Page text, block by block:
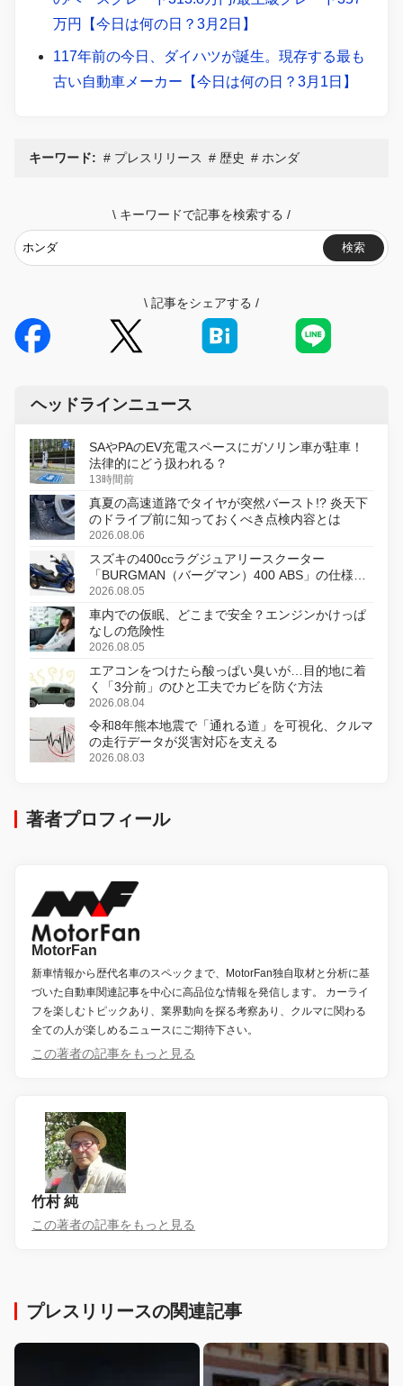
万円【今日は何の日？3月2日】
117年前の今日、ダイハツが誕生。現存する最も
古い自動車メーカー【今日は何の日？3月1日】
キーワード: プレスリリース 歴史 ホンダ
\ キーワードで記事を検索する /
検索
\ 記事をシェアする /
ヘッドラインニュース
SAやPAのEV充電スペースにガソリン車が駐車！
法律的にどう扱われる？
13時間前
真夏の高速道路でタイヤが突然バースト!? 炎天下
のドライブ前に知っておくべき点検内容とは
2026.08.06
スズキの400ccラグジュアリースクーター
「BURGMAN（バーグマン）400 ABS」の仕様を
変更し、8月18日に発売
2026.08.05
車内での仮眠、どこまで安全？エンジンかけっぱ
なしの危険性
2026.08.05
エアコンをつけたら酸っぱい臭いが…目的地に着
く「3分前」のひと工夫でカビを防ぐ方法
2026.08.04
令和8年熊本地震で「通れる道」を可視化、クルマ
の走行データが災害対応を支える
2026.08.03
著者プロフィール
MotorFan
新車情報から歴代名車のスペックまで、MotorFan独自取材と分析に基
づいた自動車関連記事を中心に高品位な情報を発信します。 カーライ
フを楽しむトピックあり、業界動向を探る考察あり、クルマに関わる
全ての人が楽しめるニュースにご期待下さい。
この著者の記事をもっと見る
竹村 純
この著者の記事をもっと見る
プレスリリースの関連記事